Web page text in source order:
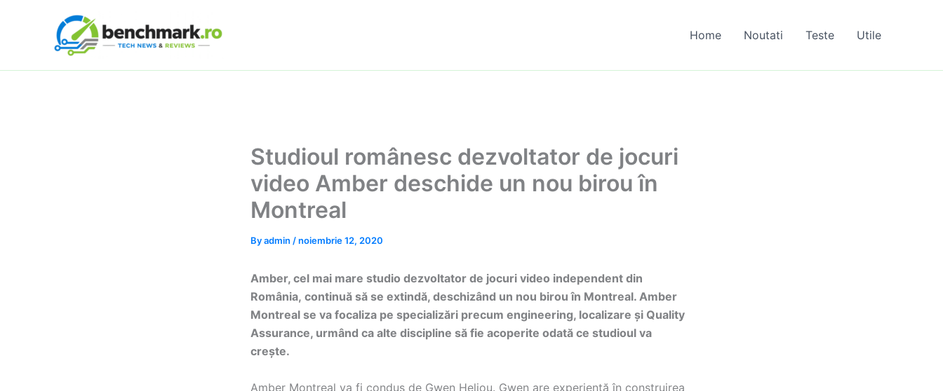
Home Noutati Teste Utile
Studioul românesc dezvoltator de jocuri
video Amber deschide un nou birou în
Montreal
Byadmin /noiembrie 12, 2020
Amber, cel mai mare studio dezvoltator de jocuri video independent din
România, continuă să se extindă, deschizând un nou birou în Montreal. Amber
Montreal se va focaliza pe specializări precum engineering, localizare și Quality
Assurance, urmând ca alte discipline să fie acoperite odată ce studioul va
crește.
Amber Montreal va fi condus de Gwen Heliou. Gwen are experiență în construirea